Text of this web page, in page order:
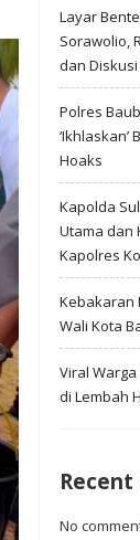
Layar
Sorawolio,
dan
Polres
Hoaks
Kapolda
Utama dan
Kapolres
Kebakaran
Wali Kota
Viral
di Lembah
No